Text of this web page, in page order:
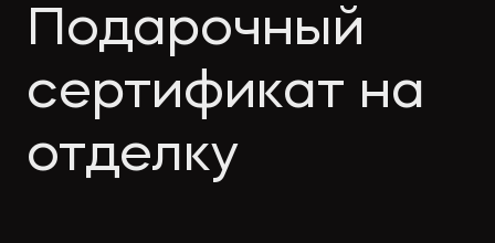
Архитектура
и проектирование
Банкротство
Company
news
Media
publications
Подарочный
сертификат на
отделку